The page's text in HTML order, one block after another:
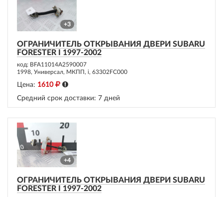
+3
ОГРАНИЧИТЕЛЬ ОТКРЫВАНИЯ ДВЕРИ SUBARU
FORESTER I 1997-2002
код: BFA11014A2590007
1998, Универсал, МКПП, i, 63302FC000
Цена: 1610
Средний срок доставки: 7 дней
+4
ОГРАНИЧИТЕЛЬ ОТКРЫВАНИЯ ДВЕРИ SUBARU
FORESTER I 1997-2002